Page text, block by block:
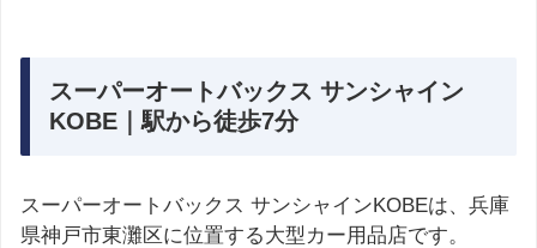
スーパーオートバックス サンシャイン
KOBE｜駅から徒歩7分
スーパーオートバックス サンシャインKOBEは、兵庫
県神戸市東灘区に位置する大型カー用品店です。